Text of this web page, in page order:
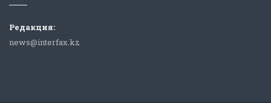
Редакция:
news@interfax.kz